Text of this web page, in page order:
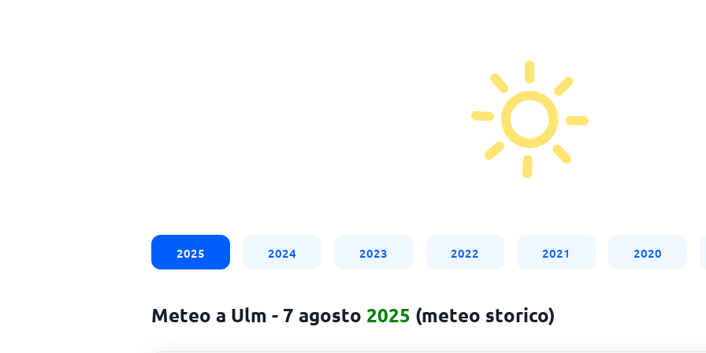
2025 2024 2023 2022 2021 2020
Meteo a Ulm - 7 agosto 2025 (meteo storico)